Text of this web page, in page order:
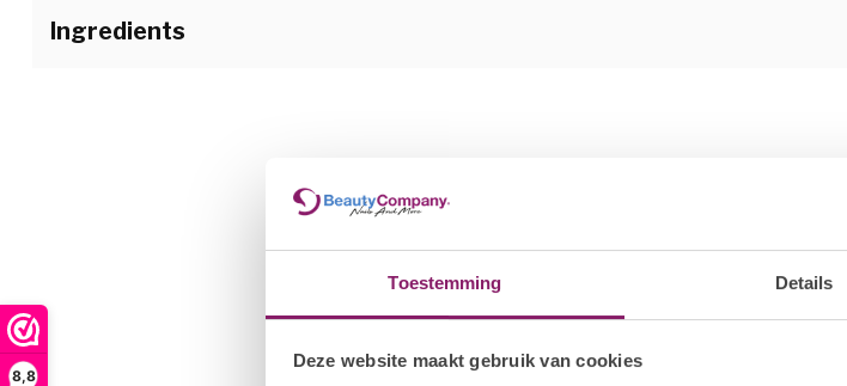
Toestemming Details
Deze website maakt gebruik van cookies
8,8
2.Breng een dunne laag I.Am Air Dry Bonder aan.
5.Verwijder de plaklaag met de I.Am UV Cleanser.
Ingredients